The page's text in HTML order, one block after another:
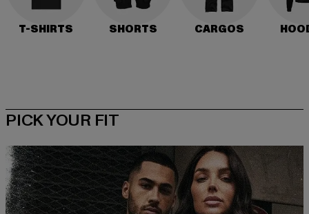
T-SHIRTS SHORTS CARGOS
PICK YOUR FIT